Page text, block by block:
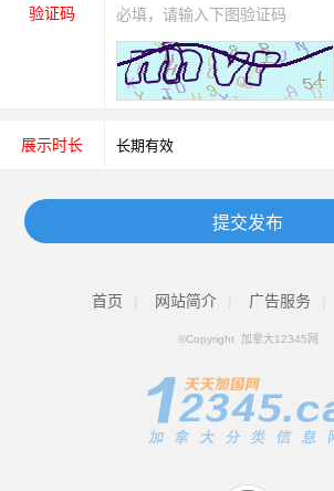
验证码
展示时长
提交发布
首页 网站简介 广告服务
©Copyright 加拿大12345网